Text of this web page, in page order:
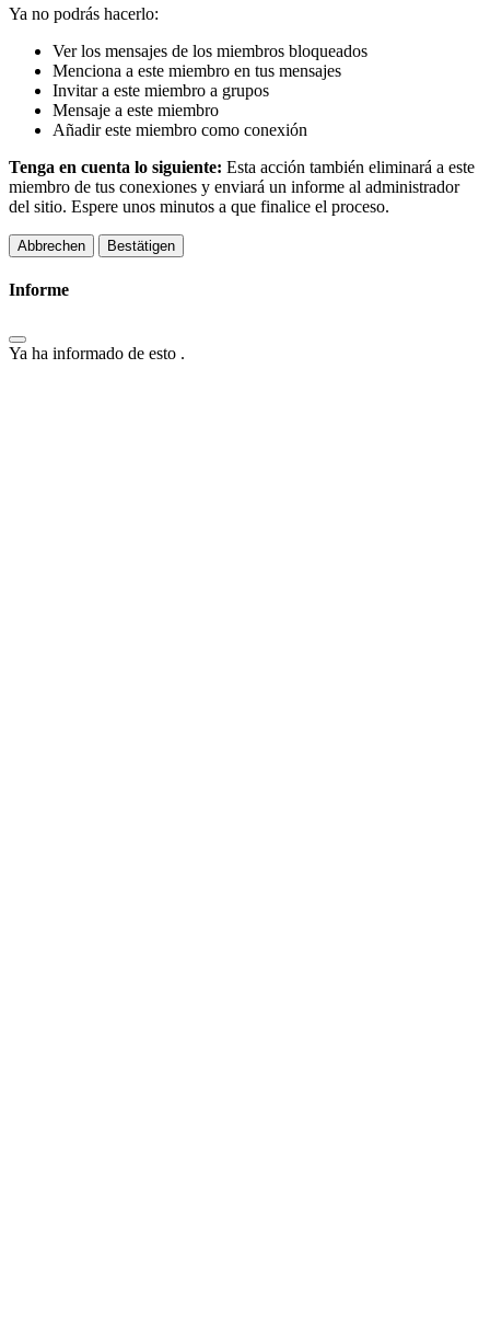
Ya no podrás hacerlo:
Ver los mensajes de los miembros bloqueados
Menciona a este miembro en tus mensajes
Invitar a este miembro a grupos
Mensaje a este miembro
Añadir este miembro como conexión
Tenga en cuenta lo siguiente: Esta acción también eliminará a este
miembro de tus conexiones y enviará un informe al administrador
del sitio. Espere unos minutos a que finalice el proceso.
Bestätigen
Informe
Ya ha informado de esto .